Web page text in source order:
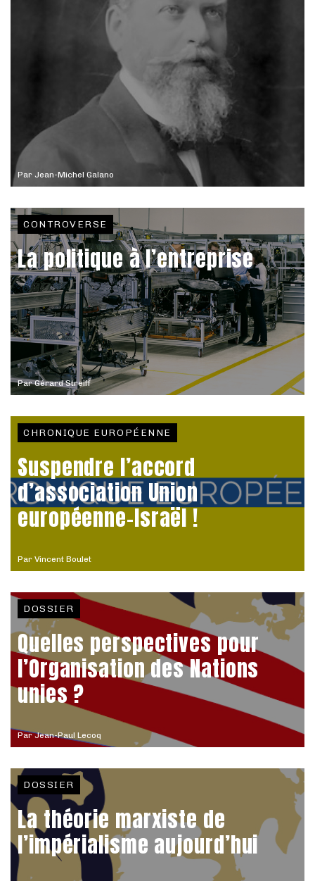
Par Jean-Michel Galano
ParGérard Streiff
CONTROVERSE
La politique à l’entreprise
Par Vincent Boulet
CHRONIQUE EUROPÉENNE
Suspendre l’accord
d’association Union
européenne-Israël !
ParJean-Paul Lecoq
DOSSIER
Quelles perspectives pour
l’Organisation des Nations
unies ?
DOSSIER
La théorie marxiste de
l’impérialisme aujourd’hui